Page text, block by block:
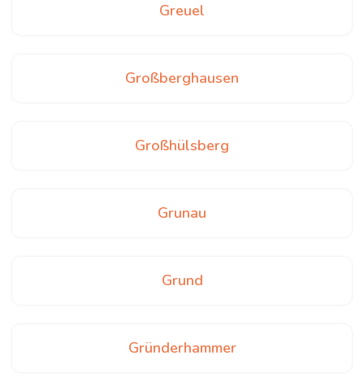
Greuel
Großberghausen
Großhülsberg
Grunau
Grund
Gründerhammer